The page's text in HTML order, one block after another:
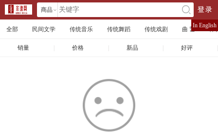
商品 󰄘 登录
全部 民间文学 传统音乐 传统舞蹈 传统戏剧 曲 艺 体
销量 价格 新品 好评
In English